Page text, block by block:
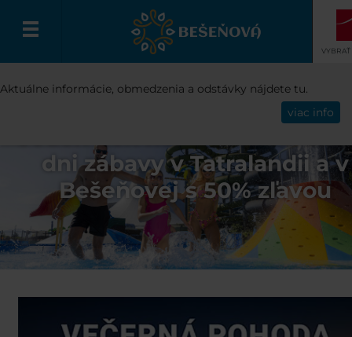
Slovenčina
dni zábavy v Tatralandii a v
Bešeňovej s 50% zľavou
Aktuálne informácie, obmedzenia a odstávky nájdete tu.
viac info